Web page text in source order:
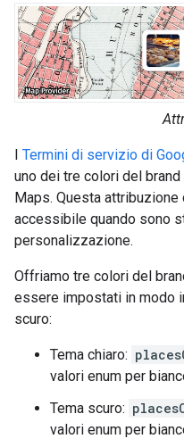
I Termini di servizio di
uno dei tre colori del
Maps. Questa
accessibile quando sono
personalizzazione.
Offriamo tre colori del
essere impostati in modo
scuro:
Tema chiaro:
valori enum per
Tema scuro:
valori enum per